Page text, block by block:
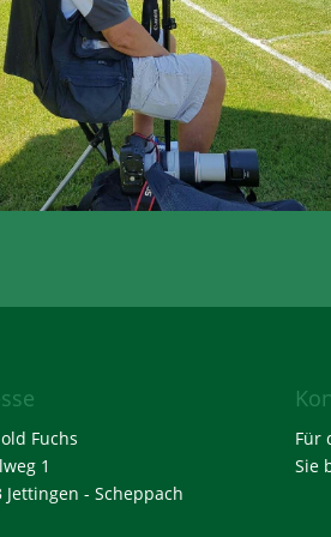
Fuchs
1
Jettingen - Scheppach
Für
Sie